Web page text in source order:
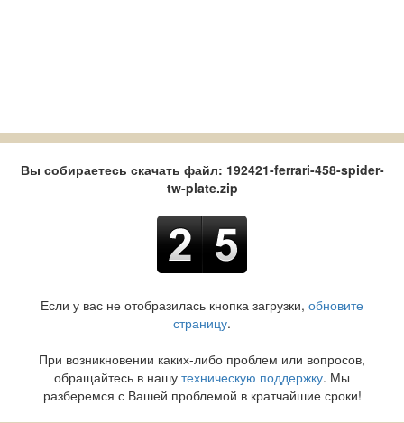
Вы собираетесь скачать файл: 192421-ferrari-458-spider-
tw-plate.zip
Если у вас не отобразилась кнопка загрузки, обновите
страницу.
При возникновении каких-либо проблем или вопросов,
обращайтесь в нашу техническую поддержку. Мы
разберемся с Вашей проблемой в кратчайшие сроки!